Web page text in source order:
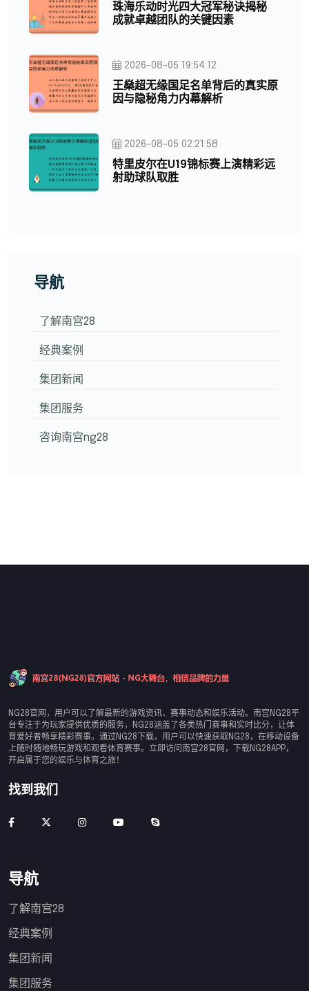
珠海乐动时光四大冠军秘诀揭秘
成就卓越团队的关键因素
2026-08-05 19:54:12
王燊超无缘国足名单背后的真实原
因与隐秘角力内幕解析
2026-08-05 02:21:58
特里皮尔在U19锦标赛上演精彩远
射助球队取胜
导航
了解南宫28
经典案例
集团新闻
集团服务
咨询南宫ng28
NG28官网，用户可以了解最新的游戏资讯、赛事动态和娱乐活动。南宫NG28平
台专注于为玩家提供优质的服务，NG28涵盖了各类热门赛事和实时比分，让体
育爱好者畅享精彩赛事。通过NG28下载，用户可以快速获取NG28，在移动设备
上随时随地畅玩游戏和观看体育赛事。立即访问南宫28官网，下载NG28APP，
开启属于您的娱乐与体育之旅！
找到我们
导航
了解南宫28
经典案例
集团新闻
集团服务